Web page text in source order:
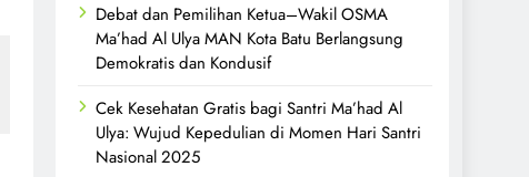
Debat dan Pemilihan Ketua–Wakil OSMA
Ma’had Al Ulya MAN Kota Batu Berlangsung
Demokratis dan Kondusif
Cek Kesehatan Gratis bagi Santri Ma’had Al
Ulya: Wujud Kepedulian di Momen Hari Santri
Nasional 2025